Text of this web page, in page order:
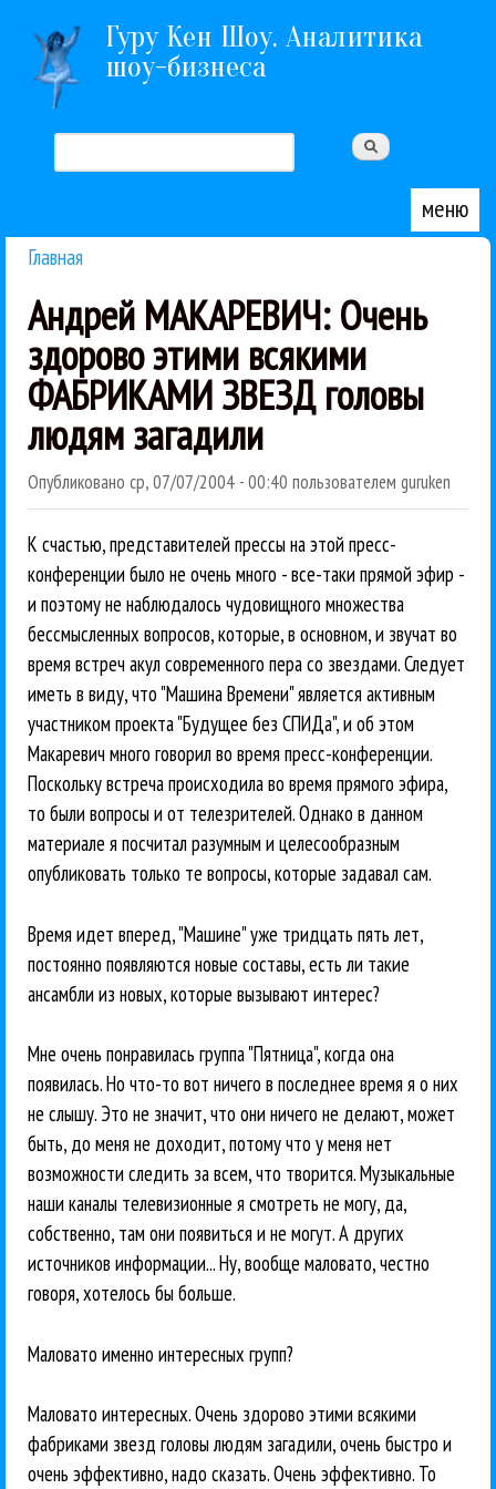
Перейти к основному содержанию
Гуру Кен Шоу. Аналитика
шоу-бизнеса
Форма поиска
меню
Главная
Андрей МАКАРЕВИЧ: Очень
здорово этими всякими
ФАБРИКАМИ ЗВЕЗД головы
людям загадили
Опубликовано ср, 07/07/2004 - 00:40 пользователем guruken
К счастью, представителей прессы на этой пресс-
конференции было не очень много - все-таки прямой эфир -
и поэтому не наблюдалось чудовищного множества
бессмысленных вопросов, которые, в основном, и звучат во
время встреч акул современного пера со звездами. Следует
иметь в виду, что "Машина Времени" является активным
участником проекта "Будущее без СПИДа", и об этом
Макаревич много говорил во время пресс-конференции.
Поскольку встреча происходила во время прямого эфира,
то были вопросы и от телезрителей. Однако в данном
материале я посчитал разумным и целесообразным
опубликовать только те вопросы, которые задавал сам.
Время идет вперед, "Машине" уже тридцать пять лет,
постоянно появляются новые составы, есть ли такие
ансамбли из новых, которые вызывают интерес?
Мне очень понравилась группа "Пятница", когда она
появилась. Но что-то вот ничего в последнее время я о них
не слышу. Это не значит, что они ничего не делают, может
быть, до меня не доходит, потому что у меня нет
возможности следить за всем, что творится. Музыкальные
наши каналы телевизионные я смотреть не могу, да,
собственно, там они появиться и не могут. А других
источников информации... Ну, вообще маловато, честно
говоря, хотелось бы больше.
Маловато именно интересных групп?
Маловато интересных. Очень здорово этими всякими
фабриками звезд головы людям загадили, очень быстро и
очень эффективно, надо сказать. Очень эффективно. То